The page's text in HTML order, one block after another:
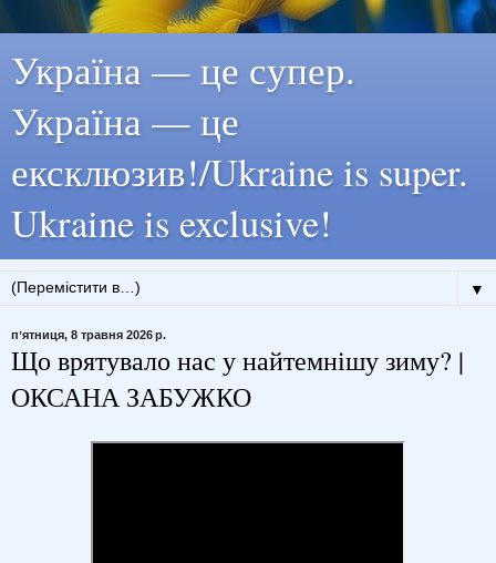
Україна — це супер.
Україна — це
ексклюзив!/Ukraine is super.
Ukraine is exclusive!
▼
пʼятниця, 8 травня 2026 р.
Що врятувало нас у найтемнішу зиму? |
ОКСАНА ЗАБУЖКО